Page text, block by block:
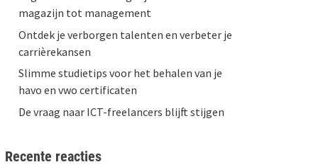
magazijn tot management
Ontdek je verborgen talenten en verbeter je
carrièrekansen
Slimme studietips voor het behalen van je
havo en vwo certificaten
De vraag naar ICT-freelancers blijft stijgen
Recente reacties